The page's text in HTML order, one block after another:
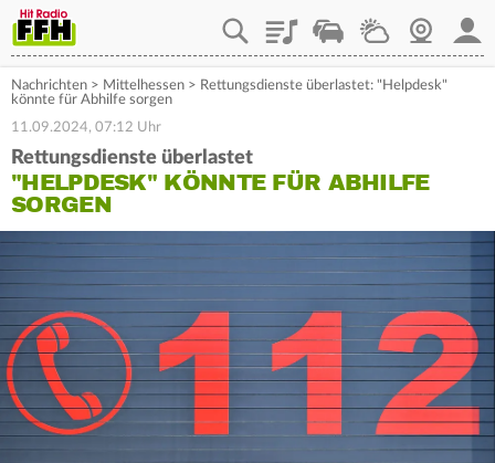
PlaylistStaupilotWetterWebcam
Nachrichten > Mittelhessen > Rettungsdienste überlastet: "Helpdesk"
könnte für Abhilfe sorgen
11.09.2024, 07:12 Uhr
Rettungsdienste überlastet
"HELPDESK" KÖNNTE FÜR ABHILFE
SORGEN